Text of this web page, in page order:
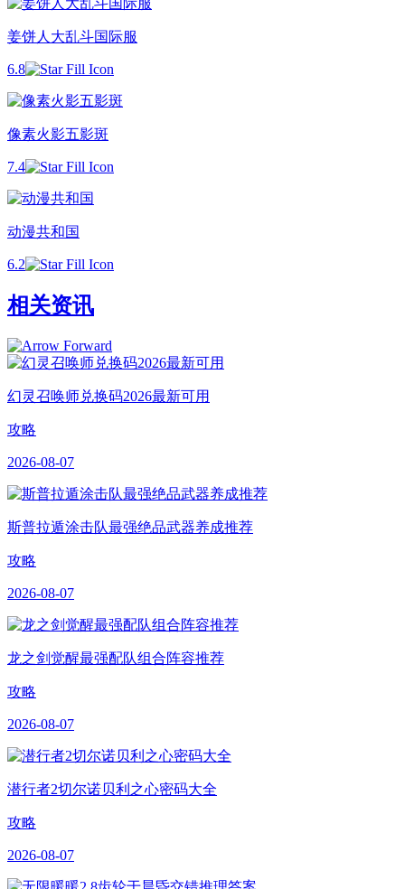
姜饼人大乱斗国际服
6.8
像素火影五影斑
7.4
动漫共和国
6.2
相关资讯
幻灵召唤师兑换码2026最新可用
攻略
2026-08-07
斯普拉遁涂击队最强绝品武器养成推荐
攻略
2026-08-07
龙之剑觉醒最强配队组合阵容推荐
攻略
2026-08-07
潜行者2切尔诺贝利之心密码大全
攻略
2026-08-07